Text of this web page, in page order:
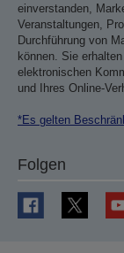
einverstanden,
Veranstaltungen,
Durchführung von
können. Sie
elektronischen
und Ihres Online-
*Es gelten
Folgen